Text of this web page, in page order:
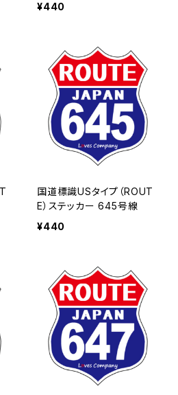
¥440
国道標識USタイプ（ROUT
E）ステッカー 645号線
¥440